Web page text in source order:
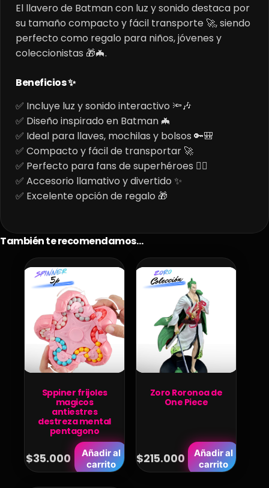
El llavero de Batman con luz y sonido destaca por
su tamaño compacto y fácil transporte 🚀, siendo
perfecto como regalo para niños, jóvenes y
coleccionistas 🎁🦇.
Beneficios ✨
✅ Incluye luz y sonido interactivo 🔦🎶
✅ Diseño inspirado en Batman 🦇
✅ Ideal para llaves, mochilas y bolsos 🔑🎒
✅ Compacto y fácil de transportar 🚀
✅ Perfecto para fans de superhéroes 🦸‍♂️
✅ Accesorio llamativo y divertido ✨
✅ Excelente opción de regalo 🎁
También te recomendamos…
Sppiner frijoles
magicos
antiestres
destreza mental
pentagono
$35.000
Añadir al
carrito
Zoro Roronoa de
One Piece
$215.000
Añadir al
carrito